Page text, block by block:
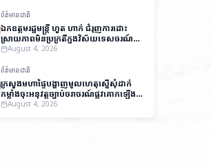
ព័ត៌មានជាតិ
ឯកឧត្តមរដ្ឋមន្ត្រី ហួត ហាក់ ជំរុញការដោះ
ស្រាយភាពមិនប្រក្រតីក្នុងវិស័យទេសចរណ៍
ដើម្បីលើកកម្ពស់ប្រសិទ្ធភាពការងារ និងការ
August 4, 2026
ព័ត៌មានជាតិ
ក្រសួងមហាផ្ទៃបង្ហាញមូលហេតុស្នើសុំដាក់
កម្លាំងចុះអនុវត្តច្បាប់ចរាចរណ៍ផ្លូវគោកឡើង
វិញAugust 4, 2026